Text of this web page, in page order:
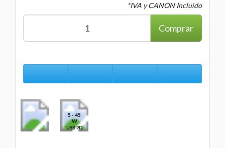
*IVA y CANON Incluido
Comprar
5 - 45
W
USB PD